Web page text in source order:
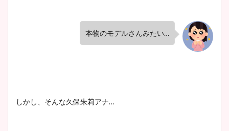
本物のモデルさんみたい…
しかし、そんな久保朱莉アナ…